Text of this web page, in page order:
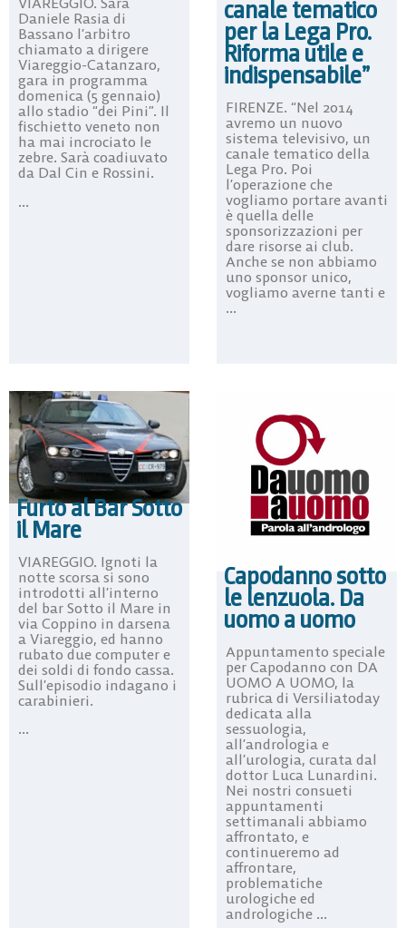
Daniele Rasia di
Bassano l’arbitro
chiamato a dirigere
Viareggio-Catanzaro,
gara in programma
domenica (5 gennaio)
allo stadio “dei Pini”. Il
fischietto veneto non
ha mai incrociato le
zebre. Sarà coadiuvato
da Dal Cin e Rossini.
...
canale tematico
per la Lega Pro.
Riforma utile e
indispensabile”
FIRENZE. “Nel 2014
avremo un nuovo
sistema televisivo, un
canale tematico della
Lega Pro. Poi
l’operazione che
vogliamo portare avanti
è quella delle
sponsorizzazioni per
dare risorse ai club.
Anche se non abbiamo
uno sponsor unico,
vogliamo averne tanti e
...
Furto al Bar Sotto
il Mare
VIAREGGIO. Ignoti la
notte scorsa si sono
introdotti all’interno
del bar Sotto il Mare in
via Coppino in darsena
a Viareggio, ed hanno
rubato due computer e
dei soldi di fondo cassa.
Sull’episodio indagano i
carabinieri.
...
Capodanno sotto
le lenzuola. Da
uomo a uomo
Appuntamento speciale
per Capodanno con DA
UOMO A UOMO, la
rubrica di Versiliatoday
dedicata alla
sessuologia,
all’andrologia e
all’urologia, curata dal
dottor Luca Lunardini.
Nei nostri consueti
appuntamenti
settimanali abbiamo
affrontato, e
continueremo ad
affrontare,
problematiche
urologiche ed
andrologiche ...